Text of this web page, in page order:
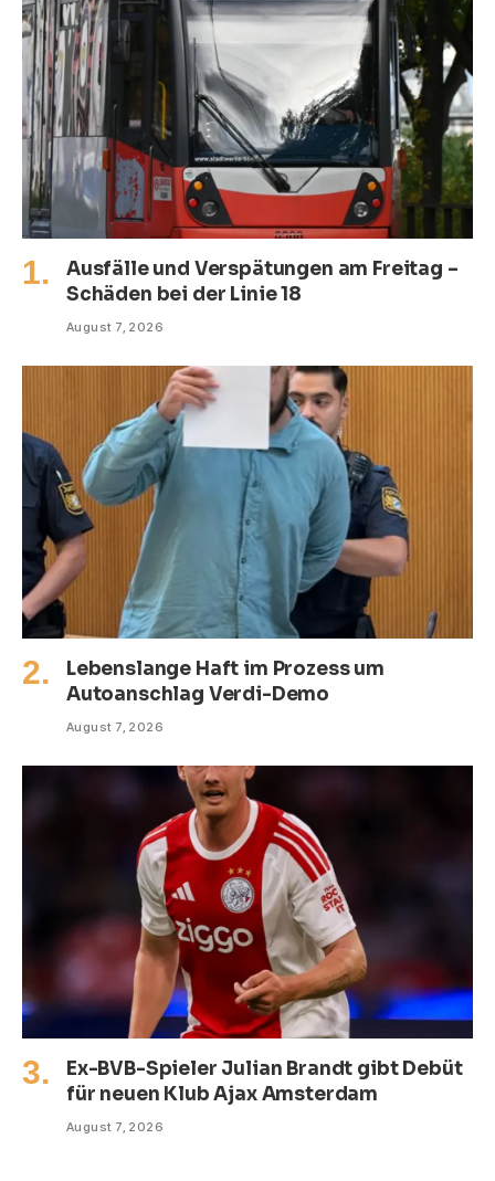
Ausfälle und Verspätungen am Freitag –
Schäden bei der Linie 18
August 7, 2026
Lebenslange Haft im Prozess um
Autoanschlag Verdi-Demo
August 7, 2026
Ex-BVB-Spieler Julian Brandt gibt Debüt
für neuen Klub Ajax Amsterdam
August 7, 2026